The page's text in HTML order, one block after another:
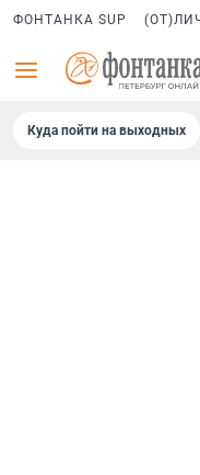
ФОНТАНКА SUP
Куда пойти на выходных